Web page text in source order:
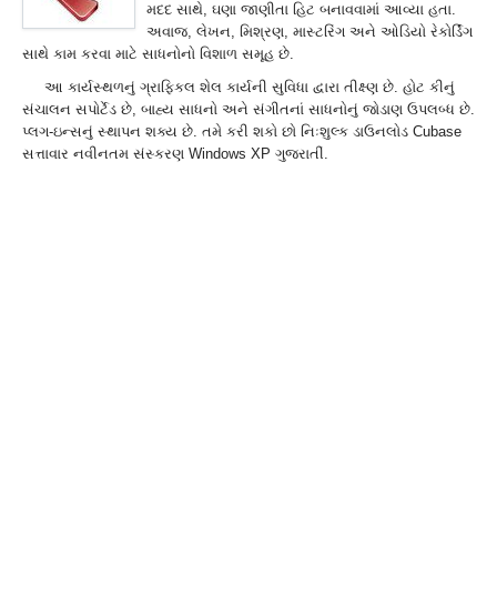
મદદ સાથે, ઘણા જાણીતા હિટ બનાવવામાં આવ્યા હતા.
અવાજ, લેખન, મિશ્રણ, માસ્ટરિંગ અને ઓડિયો રેકોર્ડિંગ
સાથે કામ કરવા માટે સાધનોનો વિશાળ સમૂહ છે.
આ કાર્યસ્થળનું ગ્રાફિકલ શેલ કાર્યની સુવિધા દ્વારા તીક્ષ્ણ છે. હોટ કીનું
સંચાલન સપોર્ટેડ છે, બાહ્ય સાધનો અને સંગીતનાં સાધનોનું જોડાણ ઉપલબ્ધ છે.
પ્લગ-ઇન્સનું સ્થાપન શક્ય છે. તમે કરી શકો છો નિઃશુલ્ક ડાઉનલોડ Cubase
સત્તાવાર નવીનતમ સંસ્કરણ Windows XP ગુજરાતીં.